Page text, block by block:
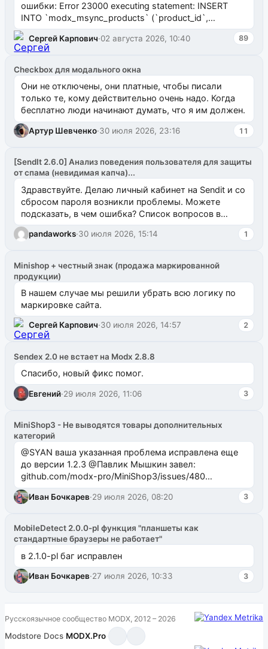
ошибки: Error 23000 executing statement: INSERT
INTO `modx_msync_products` (`product_id`,
`uuid_1c`) VALUES ...
Сергей Карпович·02 августа 2026, 10:40 89
Checkbox для модального окна
Они не отключены, они платные, чтобы писали
только те, кому действительно очень надо. Когда
бесплатно люди начинают думать, что я им должен.
Артур Шевченко·30 июля 2026, 23:16 11
[SendIt 2.6.0] Анализ поведения пользователя для защиты
от спама (невидимая капча)...
Здравствуйте. Делаю личный кабинет на Sendit и со
сбросом пароля возникли проблемы. Можете
подсказать, в чем ошибка? Список вопросов в
одноименном разделе на modx.pro пока пуст, и,...
pandaworks·30 июля 2026, 15:14 1
Minishop + честный знак (продажа маркированной
продукции)
В нашем случае мы решили убрать всю логику по
маркировке сайта.
Сергей Карпович·30 июля 2026, 14:57 2
Sendex 2.0 не встает на Modx 2.8.8
Спасибо, новый фикс помог.
Евгений·29 июля 2026, 11:06 3
MiniShop3 - Не выводятся товары дополнительных
категорий
@SYAN ваша указанная проблема исправлена еще
до версии 1.2.3 @Павлик Мышкин завел:
github.com/modx-pro/MiniShop3/issues/480
github.com/modx-pro/MiniShop3/issues/481Исправим
в б...
Иван Бочкарев·29 июля 2026, 08:20 3
MobileDetect 2.0.0-pl функция "планшеты как
стандартные браузеры не работает"
в 2.1.0-pl баг исправлен
Иван Бочкарев·27 июля 2026, 10:33 3
Русскоязычное сообщество MODX, 2012 – 2026
Modstore·Docs·MODX.Pro·